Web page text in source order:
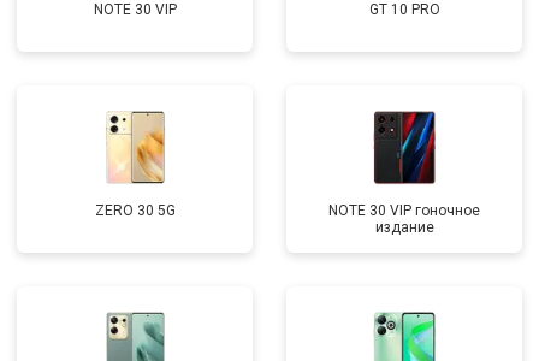
NOTE 30 VIP GT 10 PRO
ZERO 30 5G
NOTE 30 VIP гоночное
издание